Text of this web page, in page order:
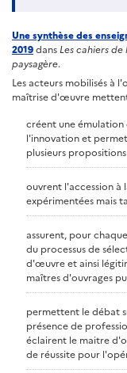
Une synthèse des
2019dans Les cahiers
paysagère.
Les acteurs mobilisés à
maîtrise d'œuvre
créent une
l'innovation et
plusieurs
ouvrent l'accession à
expérimentées mais
assurent, pour
du processus de
d'œuvre et ainsi
maîtres d'ouvrages
permettent le débat
présence de
éclairent le maitre
de réussite pour